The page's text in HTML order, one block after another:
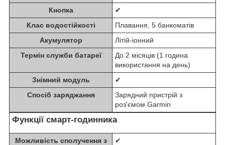
Кнопка
✔
Клас водостійкості
Плавання, 5 банкоматів
Акумулятор
Літій-іонний
Термін служби батареї
До 2 місяців (1 година
використання на день)
Знімний модуль
✔
Спосіб заряджання
Зарядний пристрій з
роз'ємом Garmin
Функції смарт-годинника
Можливість сполучення з
✔